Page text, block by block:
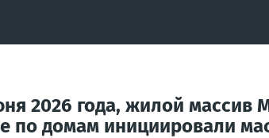
2026 года, жилой массив
по домам инициировали